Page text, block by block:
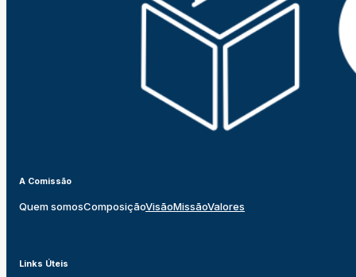
A Comissão
Quem somosComposiçãoVisãoMissãoValores
Links Úteis